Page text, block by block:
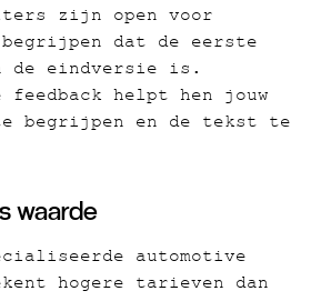
zijn open voor
dat de eerste
de eindversie is.
feedback helpt hen jouw
begrijpen en de tekst te
waarde
automotive
hogere tarieven dan